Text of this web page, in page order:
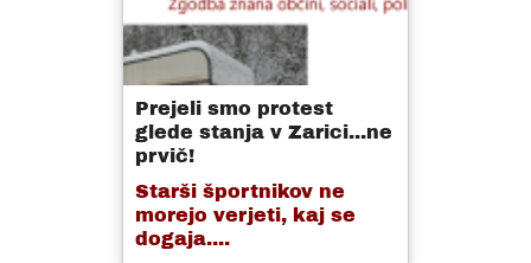
Prejeli smo protest
glede stanja v Zarici...ne
prvič!
Starši športnikov ne
morejo verjeti, kaj se
dogaja....